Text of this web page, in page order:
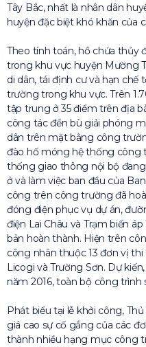
Tây Bắc, nhất là nhân dân
huyện đặc biệt khó khăn của
Theo tính toán, hồ chứa thủy
trong khu vực huyện Mường
di dân, tái định cư và hạn chế
trường trong khu vực. Trên
tập trung ở 35 điểm trên địa
công tác đền bù giải phóng
dân trên mặt bằng công
đào hố móng hệ thống công
thống giao thông nội bộ
ở và làm việc ban đầu của
công trên công trường đã
đóng điện phục vụ dự án,
điện Lai Châu và Trạm biến
bản hoàn thành. Hiện trên
công nhân thuộc 13 đơn vị
Licogi và Trường Sơn. Dự
năm 2016, toàn bộ công trình
Phát biểu tại lễ khởi công,
giá cao sự cố gắng của các
thành nhiều hạng mục công